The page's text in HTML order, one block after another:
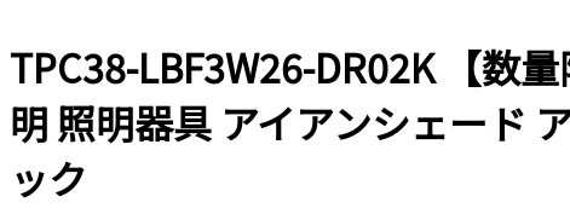
TPC38-LBF3W26-DR02K 【数
明 照明器具 アイアンシェード
ック